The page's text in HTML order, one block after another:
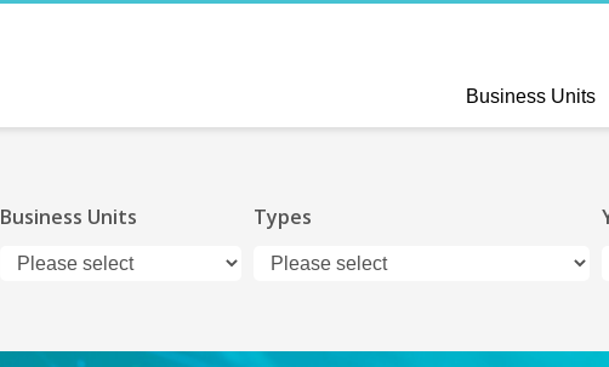
Business Units
Business Units Types